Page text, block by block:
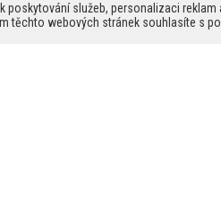
poskytování služeb, personalizaci
těchto webových stránek souhlasíte s